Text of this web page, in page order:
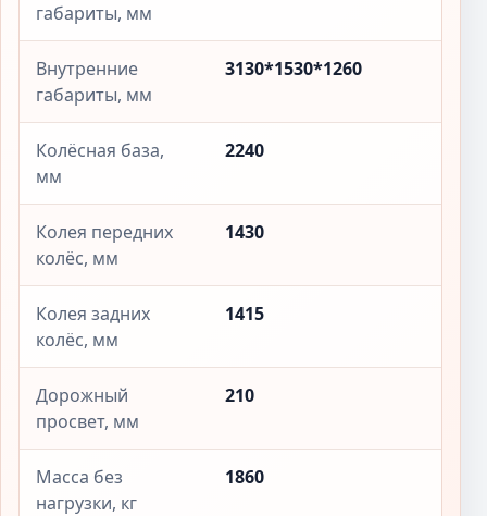
габариты, мм
Внутренние
габариты, мм
3130*1530*1260
Колёсная база,
мм
2240
Колея передних
колёс, мм
1430
Колея задних
колёс, мм
1415
Дорожный
просвет, мм
210
Масса без
нагрузки, кг
1860